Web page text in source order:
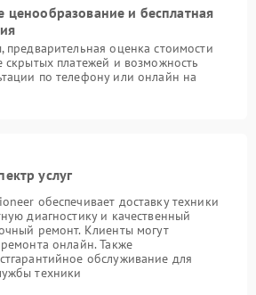
ценообразование и бесплатная
предварительная оценка стоимости
скрытых платежей и возможность
по телефону или онлайн на
услуг
обеспечивает доставку техники
диагностику и качественный
ремонт. Клиенты могут
ремонта онлайн. Также
обслуживание для
техники